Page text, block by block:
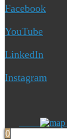
Facebook
YouTube
LinkedIn
Instagram
0